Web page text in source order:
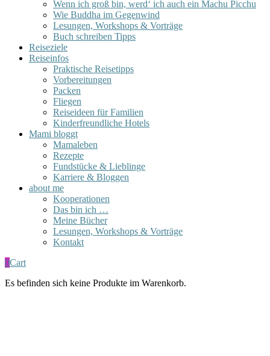
Wenn ich groß bin, werd‘ ich auch ein Machu Picchu
Wie Buddha im Gegenwind
Lesungen, Workshops & Vorträge
Buch schreiben Tipps
Reiseziele
Reiseinfos
Praktische Reisetipps
Vorbereitungen
Packen
Fliegen
Reiseideen für Familien
Kinderfreundliche Hotels
Mami bloggt
Mamaleben
Rezepte
Fundstücke & Lieblinge
Karriere & Bloggen
about me
Kooperationen
Das bin ich …
Meine Bücher
Lesungen, Workshops & Vorträge
Kontakt
0Cart
Es befinden sich keine Produkte im Warenkorb.